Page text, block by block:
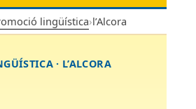
lingüística›l’Alcora
· L’ALCORA